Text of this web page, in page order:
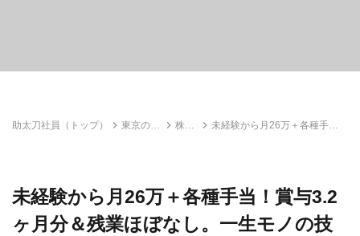
助太刀社員（トップ）
東京の建
株式
未経験から月26万＋各種手
未経験から月26万＋各種手当！賞与3.2
ヶ月分＆残業ほぼなし。一生モノの技